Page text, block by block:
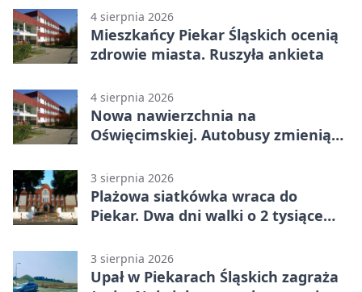
4 sierpnia 2026
Mieszkańcy Piekar Śląskich ocenią
zdrowie miasta. Ruszyła ankieta
4 sierpnia 2026
Nowa nawierzchnia na
Oświęcimskiej. Autobusy zmienią
3 sierpnia 2026
Plażowa siatkówka wraca do
Piekar. Dwa dni walki o 2 tysiące
3 sierpnia 2026
Upał w Piekarach Śląskich zagraża